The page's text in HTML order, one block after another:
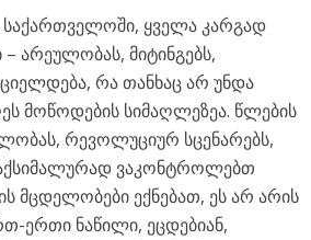
ყველა კარგად
არეულობას, მიტინგებს,
რა თანხაც არ უნდა
მოწოდების სიმაღლეზეა. წლების
რევოლუციურ სცენარებს,
ვაკონტროლებთ
მცდელობები ექნებათ, ეს არ არის
ერთი ნაწილი, ეცდებიან,